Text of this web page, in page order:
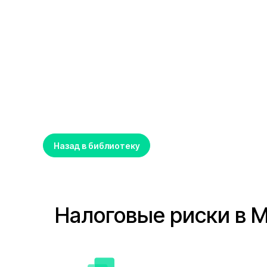
Назад в библиотеку
Налоговые риски в